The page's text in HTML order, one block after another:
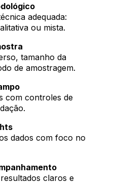
adequada:
ou mista.
tamanho da
de amostragem.
com controles de
dados com foco no
claros e